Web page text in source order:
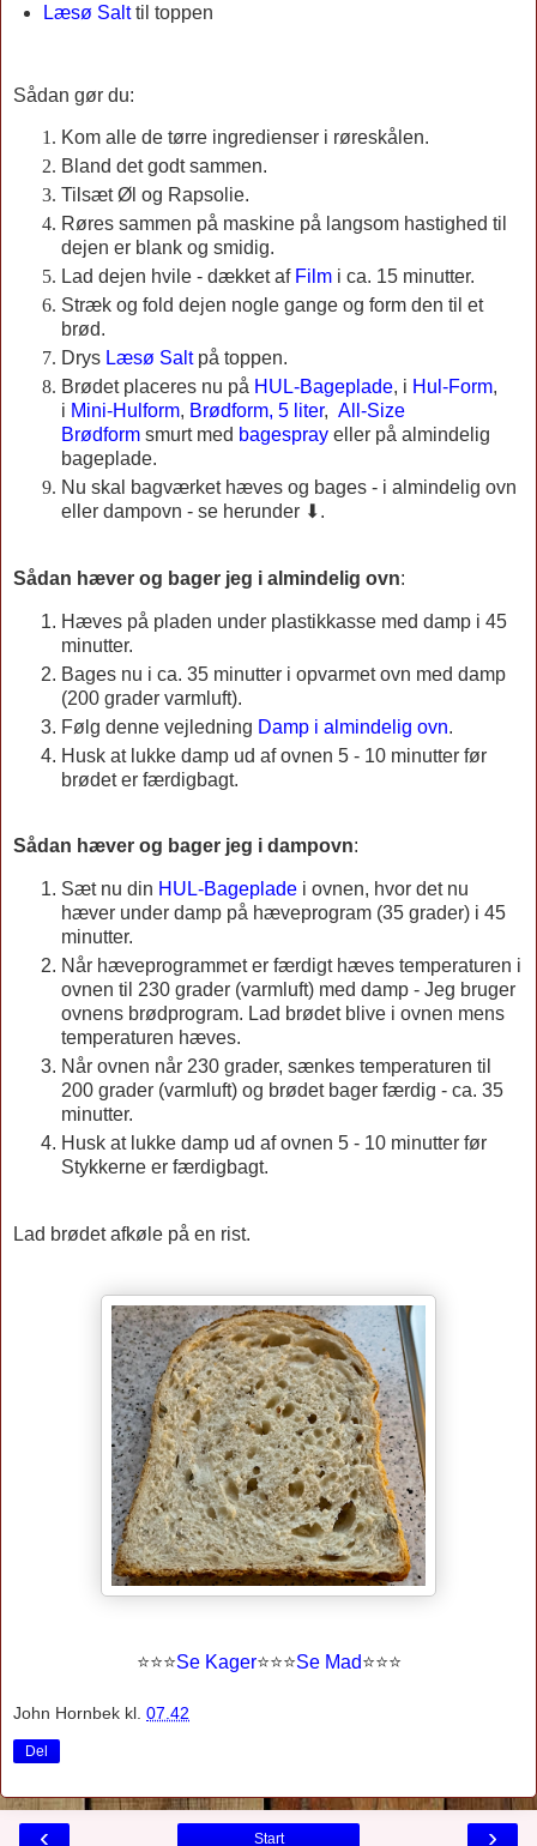
Læsø Salttil toppen
Sådan gør du:
Kom alle de tørre ingredienser i røreskålen.
Bland det godt sammen.
Tilsæt Øl og Rapsolie.
Røres sammen på maskine på langsom hastighed til
dejen er blank og smidig.
Lad dejen hvile - dækket af Film i ca. 15 minutter.
Stræk og fold dejen nogle gange og form den til et
brød.
Drys Læsø Saltpå toppen.
Brødet placeres nu på HUL-Bageplade, i Hul-Form,
i Mini-Hulform, Brødform, 5 liter, All-Size
Brødform smurt med bagespray eller på almindelig
bageplade.
Nu skal bagværket hæves og bages - i almindelig ovn
eller dampovn - se herunder ⬇.
Sådan hæver og bager jeg i almindelig ovn:
Hæves på pladen under plastikkasse med damp i 45
minutter.
Bages nu i ca. 35 minutter i opvarmet ovn med damp
(200 grader varmluft).
Følg denne vejledning Damp i almindelig ovn.
Husk at lukke damp ud af ovnen 5 - 10 minutter før
brødet er færdigbagt.
Sådan hæver og bager jeg i dampovn:
Sæt nu din HUL-Bageplade i ovnen, hvor det nu
hæver under damp på hæveprogram (35 grader) i 45
minutter.
Når hæveprogrammet er færdigt hæves temperaturen i
ovnen til 230 grader (varmluft) med damp - Jeg bruger
ovnens brødprogram. Lad brødet blive i ovnen mens
temperaturen hæves.
Når ovnen når 230 grader, sænkes temperaturen til
200 grader (varmluft) og brødet bager færdig - ca. 35
minutter.
Husk at lukke damp ud af ovnen 5 - 10 minutter før
Stykkerne er færdigbagt.
Lad brødet afkøle på en rist.
⭐⭐⭐Se Kager⭐⭐⭐Se Mad⭐⭐⭐
John Hornbek kl. 07.42
Del
‹ ›
Start